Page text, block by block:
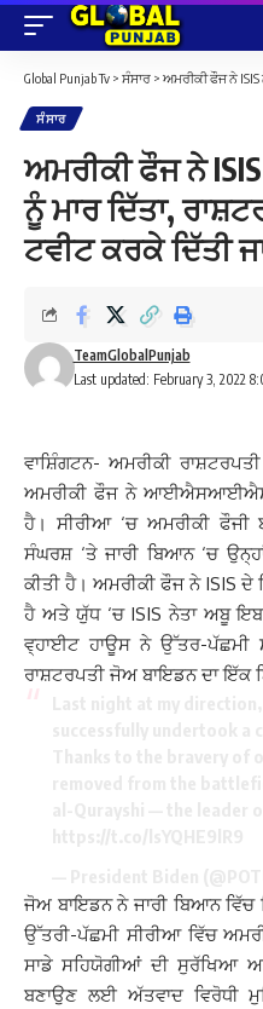
Global Punjab Tv > ਸੰਸਾਰ > ਅਮਰੀਕੀ ਫੌਜ ਨੇ ISIS ਨੇਤਾ ਅਬੂ
ਸੰਸਾਰ
ਅਮਰੀਕੀ ਫੌਜ ਨੇ
ਨੂੰ ਮਾਰ ਦਿੱਤਾ,
ਟਵੀਟ ਕਰਕੇ ਦਿੱਤੀ
Last updated: February 3, 2022
TeamGlobalPunjab
ਵਾਸ਼ਿੰਗਟਨ- ਅਮਰੀਕੀ
ਅਮਰੀਕੀ ਫੌਜ ਨੇ ਆਈਐਸਆਈਐਸ
ਹੈ। ਸੀਰੀਆ ‘ਚ ਅਮਰੀਕੀ
ਸੰਘਰਸ਼ ‘ਤੇ ਜਾਰੀ ਬਿਆਨ ‘ਚ
ਕੀਤੀ ਹੈ। ਅਮਰੀਕੀ ਫੌਜ ਨੇ ISIS ਦੇ
ਹੈ ਅਤੇ ਯੁੱਧ ‘ਚ ISIS ਨੇਤਾ ਅਬੂ
ਵ੍ਹਾਈਟ ਹਾਊਸ ਨੇ ਉੱਤਰ-
ਰਾਸ਼ਟਰਪਤੀ ਜੋਅ ਬਾਇਡਨ ਦਾ ਇੱਕ
ਜੋਅ ਬਾਇਡਨ ਨੇ ਜਾਰੀ ਬਿਆਨ ਵਿੱਚ
ਉੱਤਰੀ-ਪੱਛਮੀ ਸੀਰੀਆ ਵਿੱਚ
ਸਾਡੇ ਸਹਿਯੋਗੀਆਂ ਦੀ ਸੁਰੱਖਿਆ
ਬਣਾਉਣ ਲਈ ਅੱਤਵਾਦ ਵਿਰੋਧੀ